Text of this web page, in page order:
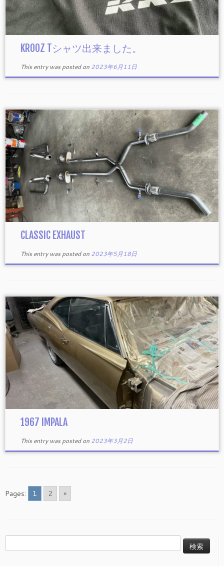
KROOZ Tシャツ出来ました。
This entry was posted on 2023年6月11日
CLASSIC EXHAUST
This entry was posted on 2023年5月18日
1967 IMPALA
This entry was posted on 2023年3月2日
Pages: 1 2 »
索: